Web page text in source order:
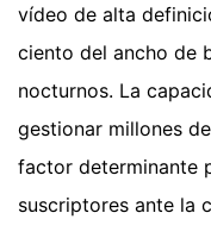
vídeo de alta
ciento del ancho de
nocturnos. La
gestionar millones
factor determinante
suscriptores ante la